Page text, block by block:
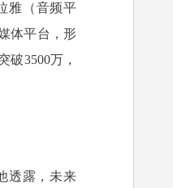
雅（音频平
体平台，形
3500万，
透露，未来